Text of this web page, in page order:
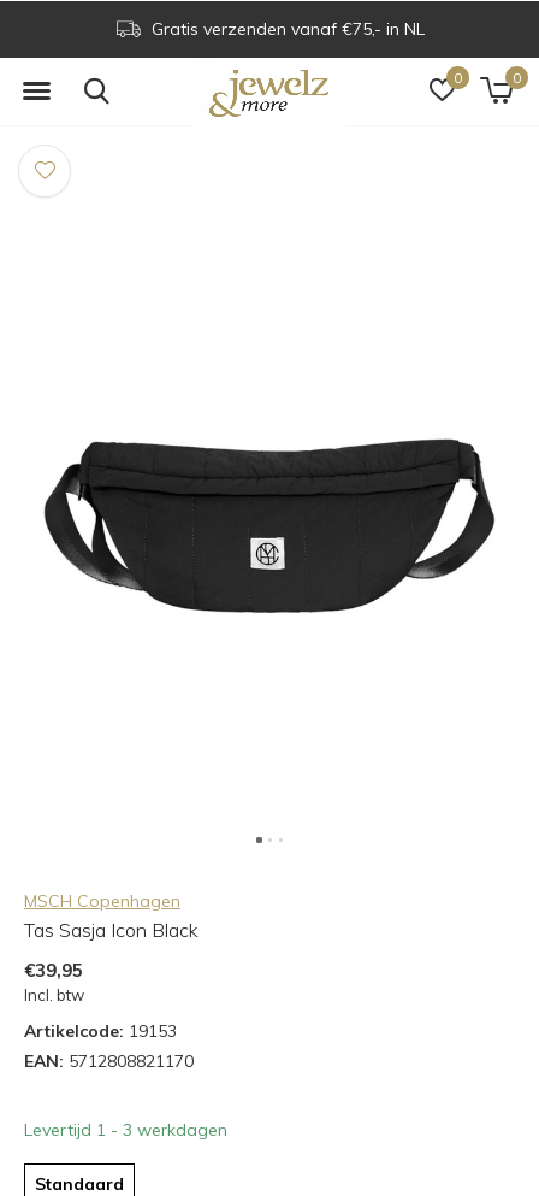
0 0
Gratis verzenden vanaf €75,- in NL
MSCH Copenhagen
Tas Sasja Icon Black
€39,95
Incl. btw
Artikelcode: 19153
EAN: 5712808821170
Levertijd 1 - 3 werkdagen
Standaard